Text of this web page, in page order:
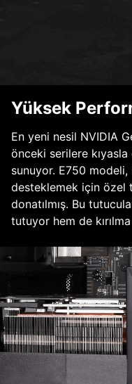
Yüksek
En yeni nesil NVIDIA
önceki serilere
sunuyor. E750 modeli,
desteklemek için özel
donatılmış. Bu
tutuyor hem de